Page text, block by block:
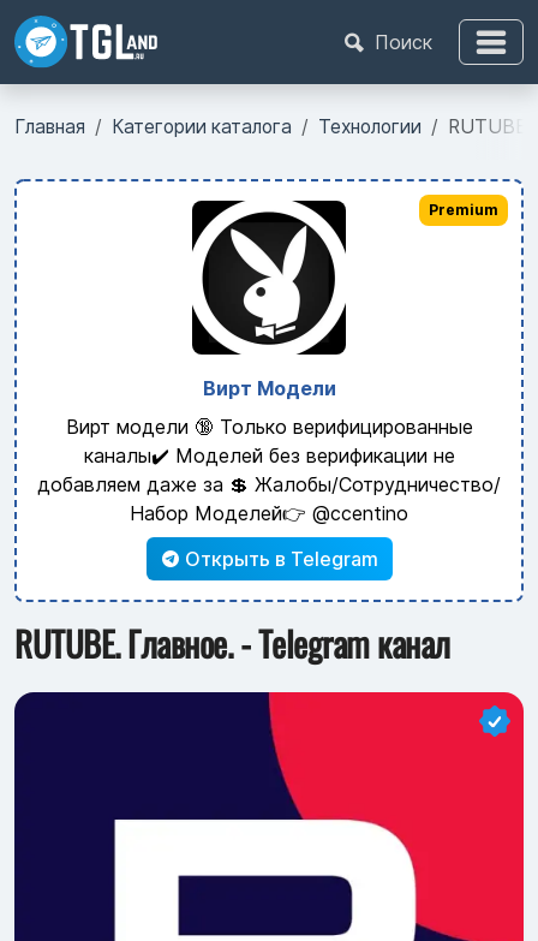
Поиск
Главная Категории каталога Технологии RUTUBE.
Вирт Модели
Вирт модели 🔞 Только верифицированные
каналы✔️ Моделей без верификации не
добавляем даже за 💲 Жалобы/Сотрудничество/
Набор Моделей👉 @ccentino
Открыть в Telegram
Premium
RUTUBE. Главное. - Telegram канал